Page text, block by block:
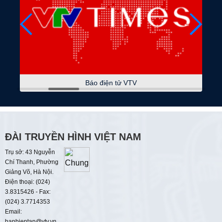
Bảo vệ dữ liệu cá nhân
08:45
Phụ nữ và cuộc sống
Đánh thức giá trị bản địa
Thời sự
09:15 Quốc hội với cử tri
09:30
Tương lai xanh
10:00
Hiểu sâu - sống chất
Bạo lực dưới danh nghĩa yêu thương
10:35
Báo điện tử VTV
ĐÀI TRUYỀN HÌNH VIỆT NAM
Trụ sở: 43 Nguyễn
Chí Thanh, Phường
Giảng Võ, Hà Nội.
Điện thoại: (024)
3.8315426 - Fax:
(024) 3.7714353
Email: